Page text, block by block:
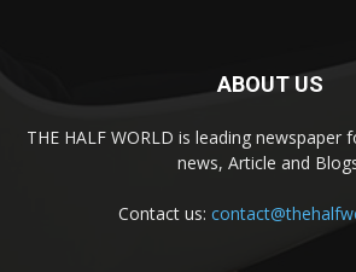
ABOUT US
THE HALF WORLD is leading newspaper
news, Article and
Contact us: